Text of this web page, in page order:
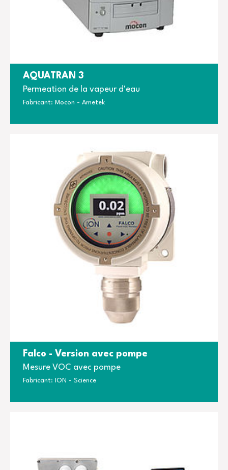
AQUATRAN 3
Permeation de la vapeur d'eau
Fabricant: Mocon - Ametek
Falco - Version avec pompe
Mesure VOC avec pompe
Fabricant: ION - Science